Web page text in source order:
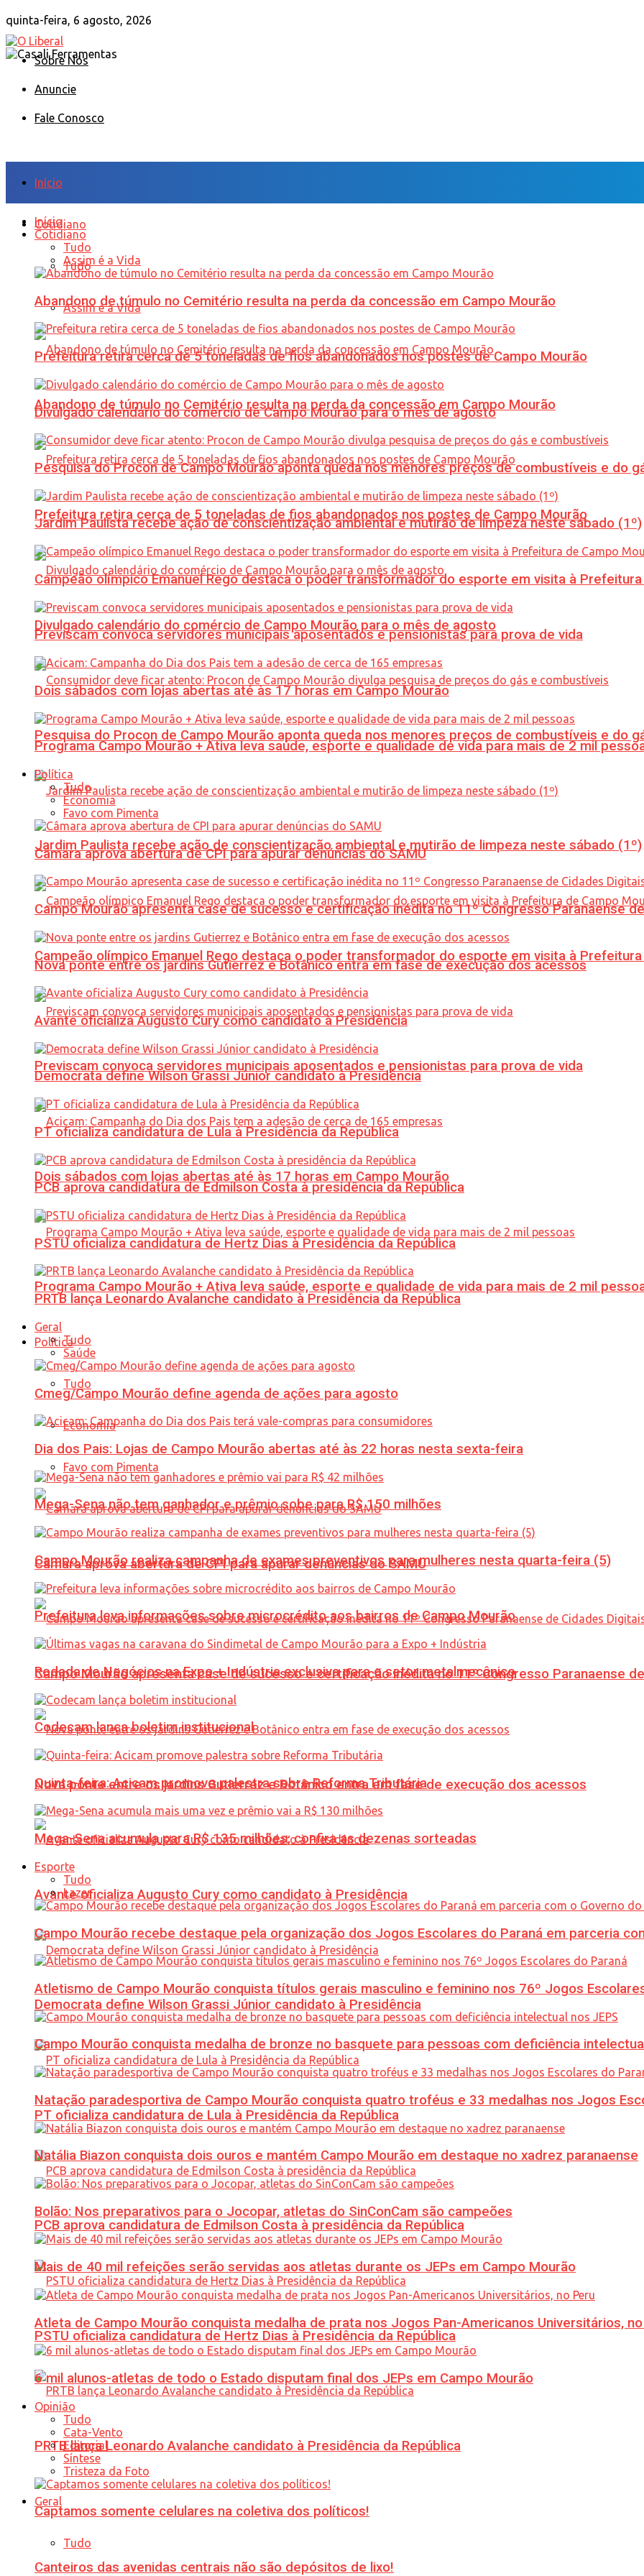
quinta-feira, 6 agosto, 2026
Sobre Nós
Anuncie
Fale Conosco
Início
Cotidiano
Tudo
Assim é a Vida
Abandono de túmulo no Cemitério resulta na perda da concessão em Campo Mourão
Prefeitura retira cerca de 5 toneladas de fios abandonados nos postes de Campo Mourão
Divulgado calendário do comércio de Campo Mourão para o mês de agosto
Pesquisa do Procon de Campo Mourão aponta queda nos menores preços de combustíveis e do
Jardim Paulista recebe ação de conscientização ambiental e mutirão de limpeza neste sábado (1º)
Campeão olímpico Emanuel Rego destaca o poder transformador do esporte em visita à
Previscam convoca servidores municipais aposentados e pensionistas para prova de vida
Dois sábados com lojas abertas até às 17 horas em Campo Mourão
Programa Campo Mourão + Ativa leva saúde, esporte e qualidade de vida para mais de 2 mil
Política
Tudo
Economia
Favo com Pimenta
Câmara aprova abertura de CPI para apurar denúncias do SAMU
Campo Mourão apresenta case de sucesso e certificação inédita no 11º Congresso Paranaense
Nova ponte entre os jardins Gutierrez e Botânico entra em fase de execução dos acessos
Avante oficializa Augusto Cury como candidato à Presidência
Democrata define Wilson Grassi Júnior candidato à Presidência
PT oficializa candidatura de Lula à Presidência da República
PCB aprova candidatura de Edmilson Costa à presidência da República
PSTU oficializa candidatura de Hertz Dias à Presidência da República
PRTB lança Leonardo Avalanche candidato à Presidência da República
Geral
Tudo
Início
Cotidiano
Tudo
Assim é a Vida
Abandono de túmulo no Cemitério resulta na perda da concessão em Campo Mourão
Prefeitura retira cerca de 5 toneladas de fios abandonados nos postes de Campo Mourão
Divulgado calendário do comércio de Campo Mourão para o mês de agosto
Pesquisa do Procon de Campo Mourão aponta queda nos menores preços de combustíveis e do
Jardim Paulista recebe ação de conscientização ambiental e mutirão de limpeza neste sábado (1º)
Campeão olímpico Emanuel Rego destaca o poder transformador do esporte em visita à
Previscam convoca servidores municipais aposentados e pensionistas para prova de vida
Dois sábados com lojas abertas até às 17 horas em Campo Mourão
Programa Campo Mourão + Ativa leva saúde, esporte e qualidade de vida para mais de 2 mil
Política
Tudo
Economia
Favo com Pimenta
Câmara aprova abertura de CPI para apurar denúncias do SAMU
Campo Mourão apresenta case de sucesso e certificação inédita no 11º Congresso Paranaense
Nova ponte entre os jardins Gutierrez e Botânico entra em fase de execução dos acessos
Avante oficializa Augusto Cury como candidato à Presidência
Democrata define Wilson Grassi Júnior candidato à Presidência
PT oficializa candidatura de Lula à Presidência da República
PCB aprova candidatura de Edmilson Costa à presidência da República
PSTU oficializa candidatura de Hertz Dias à Presidência da República
PRTB lança Leonardo Avalanche candidato à Presidência da República
Geral
Tudo
Saúde
Cmeg/Campo Mourão define agenda de ações para agosto
Dia dos Pais: Lojas de Campo Mourão abertas até às 22 horas nesta sexta-feira
Mega-Sena não tem ganhador e prêmio sobe para R$ 150 milhões
Campo Mourão realiza campanha de exames preventivos para mulheres nesta quarta-feira (5)
Prefeitura leva informações sobre microcrédito aos bairros de Campo Mourão
Rodada de Negócios na Expo + Indústria exclusiva para o setor metalmecânico
Codecam lança boletim institucional
Quinta-feira: Acicam promove palestra sobre Reforma Tributária
Mega-Sena acumula para R$ 135 milhões; confira as dezenas sorteadas
Esporte
Tudo
Lazer
Campo Mourão recebe destaque pela organização dos Jogos Escolares do Paraná em parceria
Atletismo de Campo Mourão conquista títulos gerais masculino e feminino nos 76º Jogos
Campo Mourão conquista medalha de bronze no basquete para pessoas com deficiência
Natação paradesportiva de Campo Mourão conquista quatro troféus e 33 medalhas nos Jogos
Natália Biazon conquista dois ouros e mantém Campo Mourão em destaque no xadrez paranaense
Bolão: Nos preparativos para o Jocopar, atletas do SinConCam são campeões
Mais de 40 mil refeições serão servidas aos atletas durante os JEPs em Campo Mourão
Atleta de Campo Mourão conquista medalha de prata nos Jogos Pan-Americanos Universitários,
6 mil alunos-atletas de todo o Estado disputam final dos JEPs em Campo Mourão
Opinião
Tudo
Cata-Vento
Editorial
Síntese
Tristeza da Foto
Captamos somente celulares na coletiva dos políticos!
Canteiros das avenidas centrais não são depósitos de lixo!